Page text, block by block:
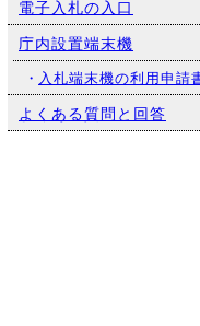
電子入札の入口
庁内設置端末機
・ 入札端末機の利用申請
よくある質問と回答